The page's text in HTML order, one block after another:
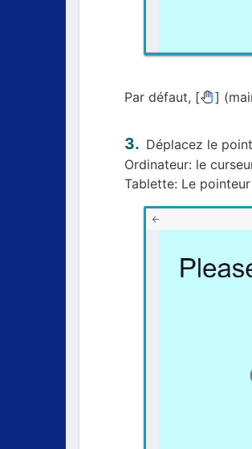
Par défaut, [ ]
Déplacez le
Ordinateur: le
Tablette: Le